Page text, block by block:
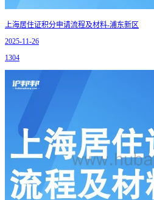
上海居住证积分申请流程及材料-浦东新区
2025-11-26
1304